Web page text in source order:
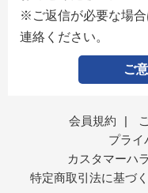
※ご返信が必要な場合
連絡ください。
ご
会員規約 |
プライ
カスタマーハ
特定商取引法に基づ